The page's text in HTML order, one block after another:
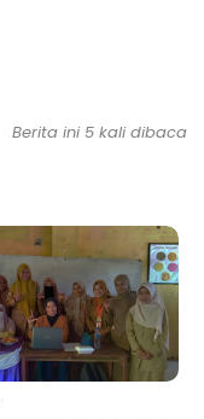
Berita ini 5 kali dibaca